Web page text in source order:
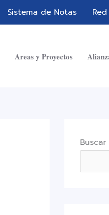
Sistema de Notas
Areas y Proyectos
Buscar
r